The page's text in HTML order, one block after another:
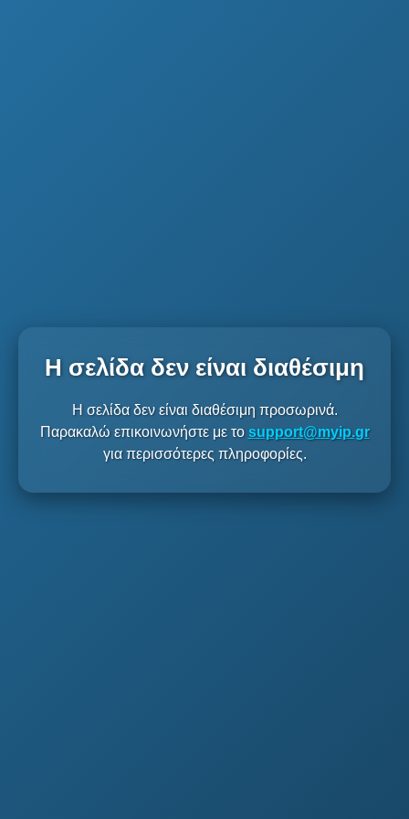
Η σελίδα δεν είναι διαθέσιμη
Η σελίδα δεν είναι διαθέσιμη προσωρινά.
Παρακαλώ επικοινωνήστε με το support@myip.gr
για περισσότερες πληροφορίες.